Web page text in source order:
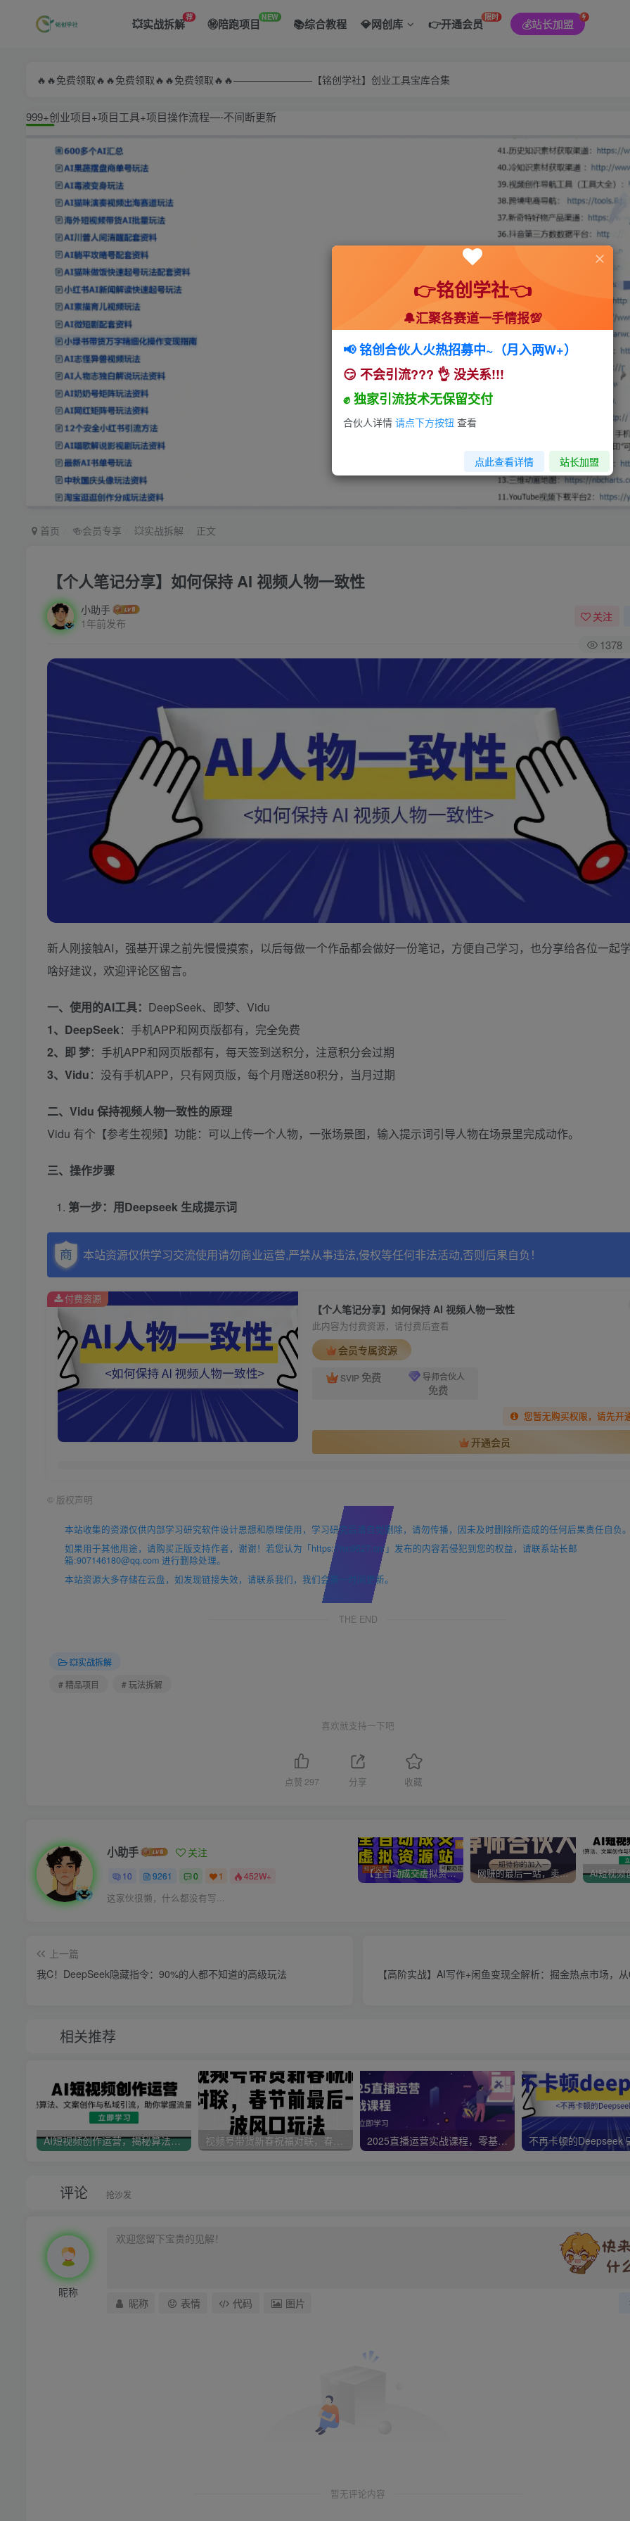
💥实战拆解荐 ㊙️陪跑项目NEW 📚综合教程 💎网创库 👉开通会员限时 💰站长加盟
🔥🔥免费领取🔥🔥免费领取🔥🔥免费领取🔥🔥————————【铭创学社】创业工具宝库合集
999+创业项目+项目工具+项目操作流程—-不间断更新
首页 🍻会员专享 💥实战拆解 正文
【个人笔记分享】如何保持 AI 视频人物一致性
小助手
1年前发布
关注
1378
新人刚接触AI，强基开课之前先慢慢摸索，以后每做一个作品都会做好一份笔记，方便自己学习，也分享给各位一起
啥好建议，欢迎评论区留言。
一、使用的AI工具： DeepSeek、即梦、Vidu
1、DeepSeek：手机APP和网页版都有，完全免费
2、即 梦：手机APP和网页版都有，每天签到送积分，注意积分会过期
3、Vidu：没有手机APP，只有网页版，每个月赠送80积分，当月过期
二、Vidu 保持视频人物一致性的原理
Vidu 有个【参考生视频】功能：可以上传一个人物，一张场景图，输入提示词引导人物在场景里完成动作。
三、操作步骤
第一步：用Deepseek 生成提示词
本站资源仅供学习交流使用请勿商业运营,严禁从事违法,侵权等任何非法活动,否则后果自负！
【个人笔记分享】如何保持 AI 视频人物一致性
此内容为付费资源，请付费后查看
会员专属资源
SVIP 免费 导师合伙人
免费
您暂无购买权限，请先开
开通会员
付费资源
© 版权声明
本站收集的资源仅供内部学习研究软件设计思想和原理使用，学习研究后请自觉删除，请勿传播，因未及时删除所造成的任何后果责任自负
如果用于其他用途，请购买正版支持作者，谢谢！若您认为「https://mc9527.cn/」发布的内容若侵犯到您的权益，请联系站长邮
箱:907146180@qq.com 进行删除处理。
本站资源大多存储在云盘，如发现链接失效，请联系我们，我们会第一时间更新。
THE END
💥实战拆解
# 精品项目
# 玩法拆解
喜欢就支持一下吧
点赞 297 分享 收藏
小助手 关注
10 9261 0 1 452W+
这家伙很懒，什么都没有写...
【全自动成交虚拟资源站】站长唯一陪跑项目！月入10W+~长期稳定~ 网赚的最后一站，卖项目！做网赚顶级猎食者~
上一篇
我C！DeepSeek隐藏指令：90%的人都不知道的高级玩法
【高阶实战】AI写作+闲鱼变现全解析：掘金热点市场，
相关推荐
AI短视频创作运营，揭秘算法、文案创作与私域引流，助你掌握流量密码 2025直播运营实战课程，零基础入门到流量优化，快速提升直播间表现 不再卡顿的Deepseek
评论 抢沙发
昵称
昵称 表情 代码 图片
暂无评论内容
全站积分可通过签到和每日
👉铭创学社👈
🔔汇聚各赛道一手情报💯
📢 铭创合伙人火热招募中~（月入两W+）
😏 不会引流??? 👌 没关系!!!
✊ 独家引流技术无保留交付
合伙人详情 请点下方按钮 查看
点此查看详情 站长加盟